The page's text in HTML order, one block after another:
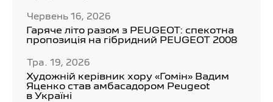
Червень 16, 2026
Гаряче літо разом з PEUGEOT: спекотна
пропозиція на гібридний PEUGEOT 2008
Тра. 19, 2026
Художній керівник хору «Гомін» Вадим
Яценко став амбасадором Peugeot
в Україні